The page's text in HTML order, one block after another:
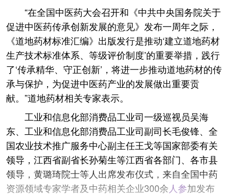
“在全国中医药大会召开和《中共中央国务院关于
促进中医药传承创新发展的意见》发布一周年之际，
《道地药材标准汇编》出版发行是推动‘建立道地药材
生产技术标准体系、等级评价制度’的重要举措，践行
了‘传承精华、守正创新’，将进一步推动道地药材的传
承与保护，为促进中医药产业的发展做出重要贡
献。”道地药材相关专家表示。
工业和信息化部消费品工业司一级巡视员吴海
东、工业和信息化部消费品工业司副司长毛俊锋、全
国农业技术推广服务中心副主任王戈等国家部委有关
领导，江西省副省长孙菊生等江西省各部门、各市县
领导，黄璐琦院士等人出席发布仪式，来自全国中药
资源领域专家学者及中药相关企业300余人参加发布